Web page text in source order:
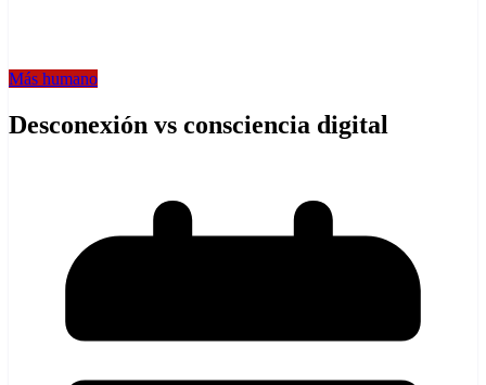
Más humano
Desconexión vs consciencia digital